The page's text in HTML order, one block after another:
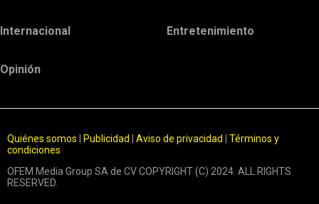
Internacional Entretenimiento
Opinión
Quiénes somos Publicidad Aviso de privacidad
Términos y
condiciones
OFEM Media Group SA de CV COPYRIGHT (C) 2024. ALL RIGHTS
RESERVED.